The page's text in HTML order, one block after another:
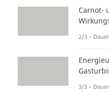
Bei
kann
Carnot-
2/3 –
3/3 –